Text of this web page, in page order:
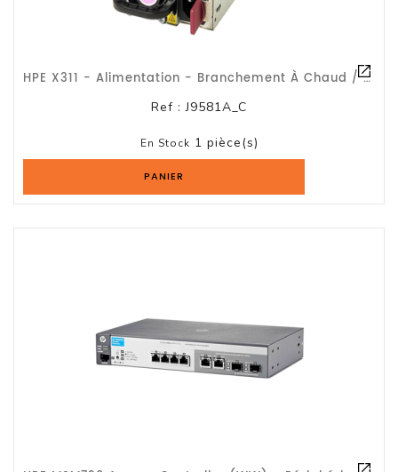
HPE X311 - Alimentation - Branchement À Chaud / Redondante (module Enfichable) -
Ref :J9581A_C
En Stock 1 pièce(s)
PANIER